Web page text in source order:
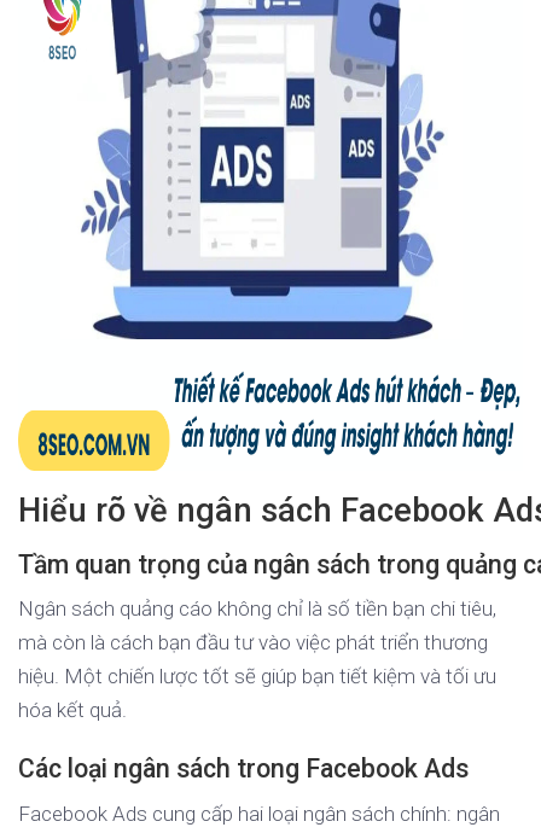
Hiểu rõ về ngân sách Facebook
Tầm quan trọng của ngân sách trong quảng
Ngân sách quảng cáo không chỉ là số tiền bạn chi tiêu,
mà còn là cách bạn đầu tư vào việc phát triển thương
hiệu. Một chiến lược tốt sẽ giúp bạn tiết kiệm và tối ưu
hóa kết quả.
Các loại ngân sách trong Facebook Ads
Facebook Ads cung cấp hai loại ngân sách chính: ngân